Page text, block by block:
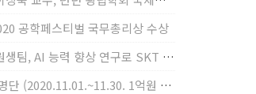
공학페스티벌 국무총리상 수상
산업공학과 대학원생팀, AI 능력 향상 연구로 SKT AI Fellowship 2기 최우수팀 선정
발전기금 기부자 명단 (2020.11.01.~11.30. 1억원 이상)